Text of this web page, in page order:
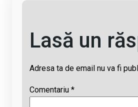
Lasă un
Adresa ta de email nu va fi
Comentariu *